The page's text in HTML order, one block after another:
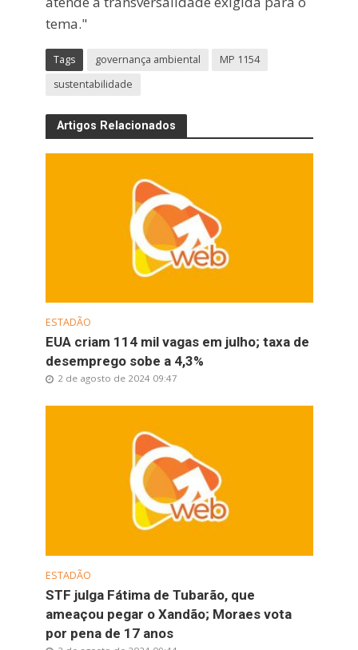
tema."
Tags governança ambiental
MP 1154
sustentabilidade
Artigos Relacionados
ESTADÃO
EUA criam 114 mil vagas em julho; taxa de
desemprego sobe a 4,3%
2 de agosto de 2024 09:47
ESTADÃO
STF julga Fátima de Tubarão, que
ameaçou pegar o Xandão; Moraes vota
por pena de 17 anos